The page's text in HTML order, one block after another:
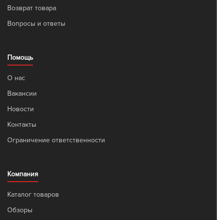
Возврат товара
Вопросы и ответы
Помощь
О нас
Вакансии
Новости
Контакты
Ограничение ответственности
Компания
Каталог товаров
Обзоры